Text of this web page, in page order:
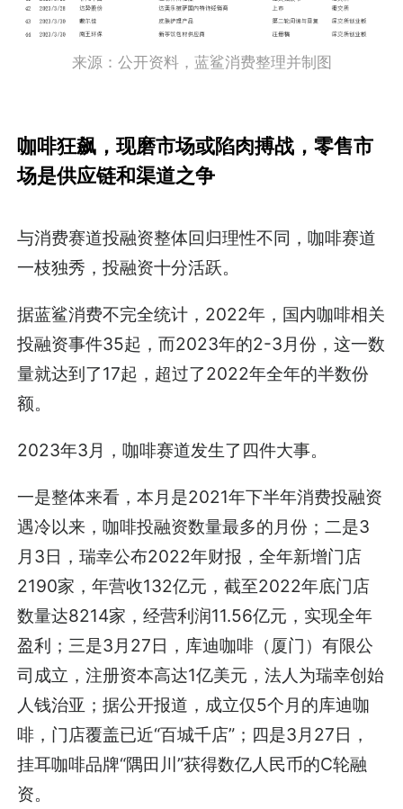
来源：公开资料，蓝鲨消费整理并制图
咖啡狂飙，现磨市场或陷肉搏战，零售市
场是供应链和渠道之争
与消费赛道投融资整体回归理性不同，咖啡赛道
一枝独秀，投融资十分活跃。
据蓝鲨消费不完全统计，2022年，国内咖啡相关
投融资事件35起，而2023年的2-3月份，这一数
量就达到了17起，超过了2022年全年的半数份
额。
2023年3月，咖啡赛道发生了四件大事。
一是整体来看，本月是2021年下半年消费投融资
遇冷以来，咖啡投融资数量最多的月份；二是3
月3日，瑞幸公布2022年财报，全年新增门店
2190家，年营收132亿元，截至2022年底门店
数量达8214家，经营利润11.56亿元，实现全年
盈利；三是3月27日，库迪咖啡（厦门）有限公
司成立，注册资本高达1亿美元，法人为瑞幸创始
人钱治亚；据公开报道，成立仅5个月的库迪咖
啡，门店覆盖已近“百城千店”；四是3月27日，
挂耳咖啡品牌“隅田川”获得数亿人民币的C轮融
资。